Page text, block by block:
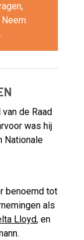
de Raad
was hij
Nationale
benoemd tot
als
Lloyd, en